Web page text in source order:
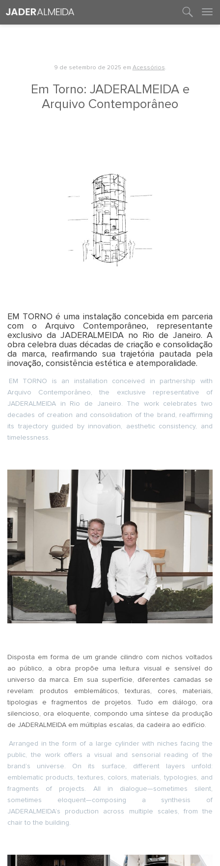
9 de setembro de 2025 em Acessórios.
Em Torno: JADERALMEIDA e
Arquivo Contemporâneo
EM TORNO é uma instalação concebida em parceria
com o Arquivo Contemporâneo, representante
exclusivo da JADERALMEIDA no Rio de Janeiro. A
obra celebra duas décadas de criação e consolidação
da marca, reafirmando sua trajetória pautada pela
inovação, consistência estética e atemporalidade.
EM TORNO is an installation conceived in partnership with
Arquivo Contemporâneo, the exclusive representative of
JADERALMEIDA in Rio de Janeiro. The work celebrates two
decades of creation and consolidation of the brand, reaffirming
its trajectory guided by innovation, aesthetic consistency, and
timelessness.
Disposta em forma de um grande cilindro com nichos voltados
ao público, a obra propõe uma leitura visual e sensível do
universo da marca. Em sua superfície, diferentes camadas se
revelam: produtos emblemáticos, texturas, cores, materiais,
tipologias e fragmentos de projetos. Tudo em diálogo, ora
silencioso, ora eloquente, compondo uma síntese da produção
de JADERALMEIDA em múltiplas escalas, da cadeira ao edifício.
Arranged in the form of a large cylinder with niches facing the
public, the work offers a visual and sensorial reading of the
brand’s universe. On its surface, different layers unfold:
emblematic products, textures, colors, materials, typologies, and
fragments of projects. All in dialogue—sometimes silent,
sometimes eloquent—composing a synthesis of
JADERALMEIDA’s production across multiple scales, from the
chair to the building.